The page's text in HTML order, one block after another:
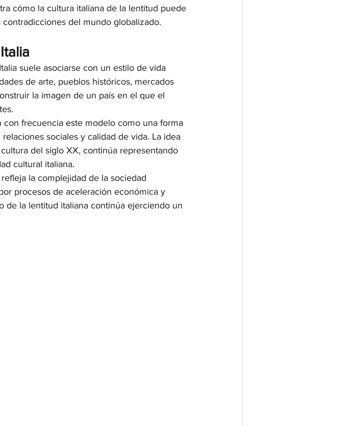
cómo la cultura italiana de la lentitud puede
del mundo globalizado.
suele asociarse con un estilo de vida
de arte, pueblos históricos, mercados
la imagen de un país en el que el
frecuencia este modelo como una forma
sociales y calidad de vida. La idea
del siglo XX, continúa representando
cultural italiana.
la complejidad de la sociedad
procesos de aceleración económica y
de la lentitud italiana continúa ejerciendo un